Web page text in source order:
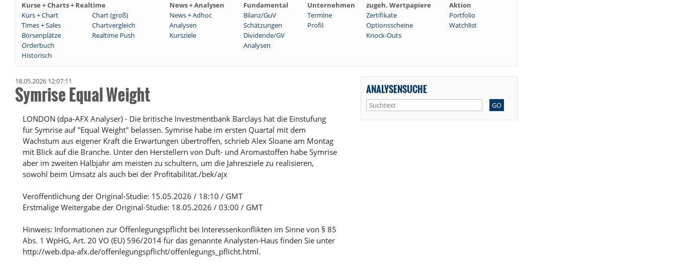
Kurse + Charts + Realtime News + Analysen Fundamental Unternehmen zugeh. Wertpapiere
Aktion
Kurs + Chart
Chart (groß) News + Adhoc Bilanz/GuV Termine Zertifikate
Portfolio
Times + Sales
Chartvergleich Analysen Schätzungen Profil Optionsscheine
Watchlist
Börsenplätze
Realtime Push Kursziele Dividende/GV
Knock-Outs
Orderbuch
Analysen
Historisch
18.05.2026 12:07:11
Symrise Equal Weight
LONDON (dpa-AFX Analyser) - Die britische Investmentbank Barclays hat die Einstufung
für Symrise auf "Equal Weight" belassen. Symrise habe im ersten Quartal mit dem
Wachstum aus eigener Kraft die Erwartungen übertroffen, schrieb Alex Sloane am Montag
mit Blick auf die Branche. Unter den Herstellern von Duft- und Aromastoffen habe Symrise
aber im zweiten Halbjahr am meisten zu schultern, um die Jahresziele zu realisieren,
sowohl beim Umsatz als auch bei der Profitabilität./bek/ajx
Veröffentlichung der Original-Studie: 15.05.2026 / 18:10 / GMT
Erstmalige Weitergabe der Original-Studie: 18.05.2026 / 03:00 / GMT
Hinweis: Informationen zur Offenlegungspflicht bei Interessenkonflikten im Sinne von § 85
Abs. 1 WpHG, Art. 20 VO (EU) 596/2014 für das genannte Analysten-Haus finden Sie unter
http://web.dpa-afx.de/offenlegungspflicht/offenlegungs_pflicht.html.
ANALYSENSUCHE
GO